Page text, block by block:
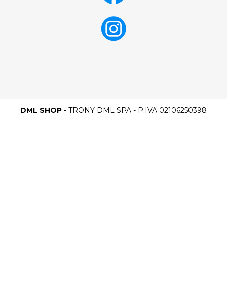
DML SHOP - TRONY DML SPA - P.IVA 02106250398